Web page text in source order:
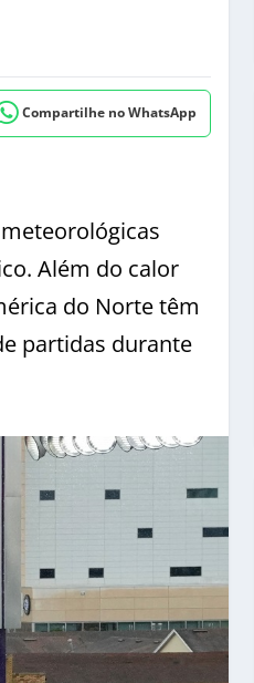
Compartilhe no WhatsApp
Além do calor
do Norte têm
partidas durante